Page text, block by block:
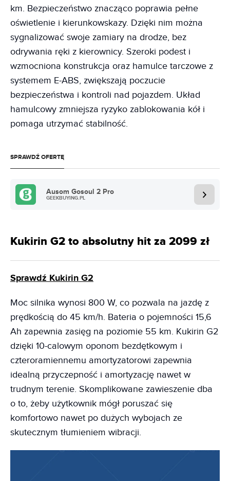
km. Bezpieczeństwo znacząco poprawia pełne
oświetlenie i kierunkowskazy. Dzięki nim można
sygnalizować swoje zamiary na drodze, bez
odrywania ręki z kierownicy. Szeroki podest i
wzmocniona konstrukcja oraz hamulce tarczowe z
systemem E-ABS, zwiększają poczucie
bezpieczeństwa i kontroli nad pojazdem. Układ
hamulcowy zmniejsza ryzyko zablokowania kół i
pomaga utrzymać stabilność.
SPRAWDŹ OFERTĘ
Ausom Gosoul 2 Pro
GEEKBUYING.PL
Kukirin G2 to absolutny hit za 2099 zł
Sprawdź Kukirin G2
Moc silnika wynosi 800 W, co pozwala na jazdę z
prędkością do 45 km/h. Bateria o pojemności 15,6
Ah zapewnia zasięg na poziomie 55 km. Kukirin G2
dzięki 10-calowym oponom bezdętkowym i
czteroramiennemu amortyzatorowi zapewnia
idealną przyczepność i amortyzację nawet w
trudnym terenie. Skomplikowane zawieszenie dba
o to, żeby użytkownik mógł poruszać się
komfortowo nawet po dużych wybojach ze
skutecznym tłumieniem wibracji.